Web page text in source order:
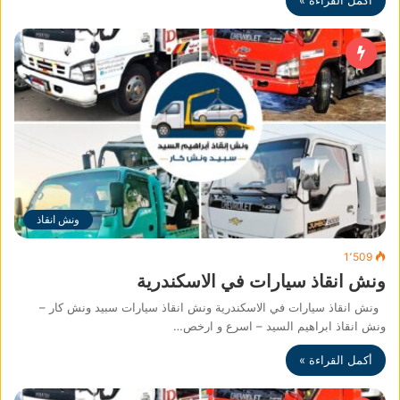
ونش انقاذ
1٬509
ونش انقاذ سيارات في الاسكندرية
ونش انقاذ سيارات في الاسكندرية ونش انقاذ سيارات سبيد ونش كار –
ونش انقاذ ابراهيم السيد – اسرع و ارخص…
أكمل القراءة »